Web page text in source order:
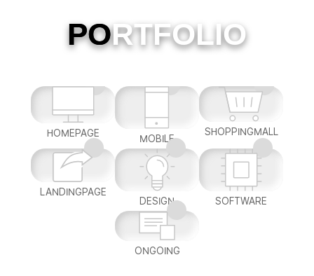
PORTFOLIO
HOMEPAGE MOBILE
SHOPPINGMALL
LANDINGPAGE
DESIGN
SOFTWARE
ONGOING